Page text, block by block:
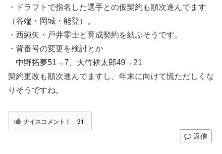
・ドラフトで指名した選手との仮契約も順次進んでます
（谷端・岡城・能登）。
・西純矢・戸井零士と育成契約を結ぶそうです。
・背番号の変更を検討とか
中野拓夢51→7、大竹耕太郎49→21
契約更改も順次進んでますし、年末に向けて慌ただしくな
りそうですね。
ナイスコメント！ 31
返信